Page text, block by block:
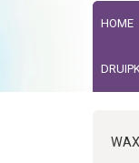
HOME